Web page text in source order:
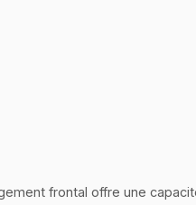
frontal offre une